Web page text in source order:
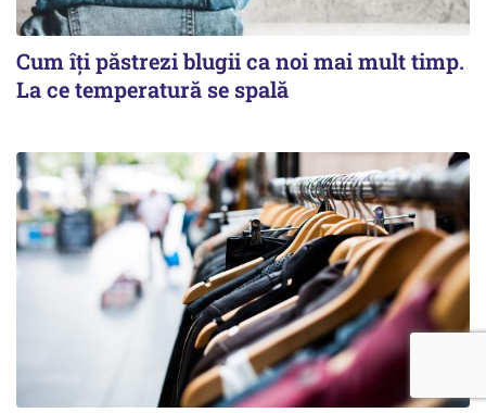
Cum îți păstrezi blugii ca noi mai mult timp.
La ce temperatură se spală